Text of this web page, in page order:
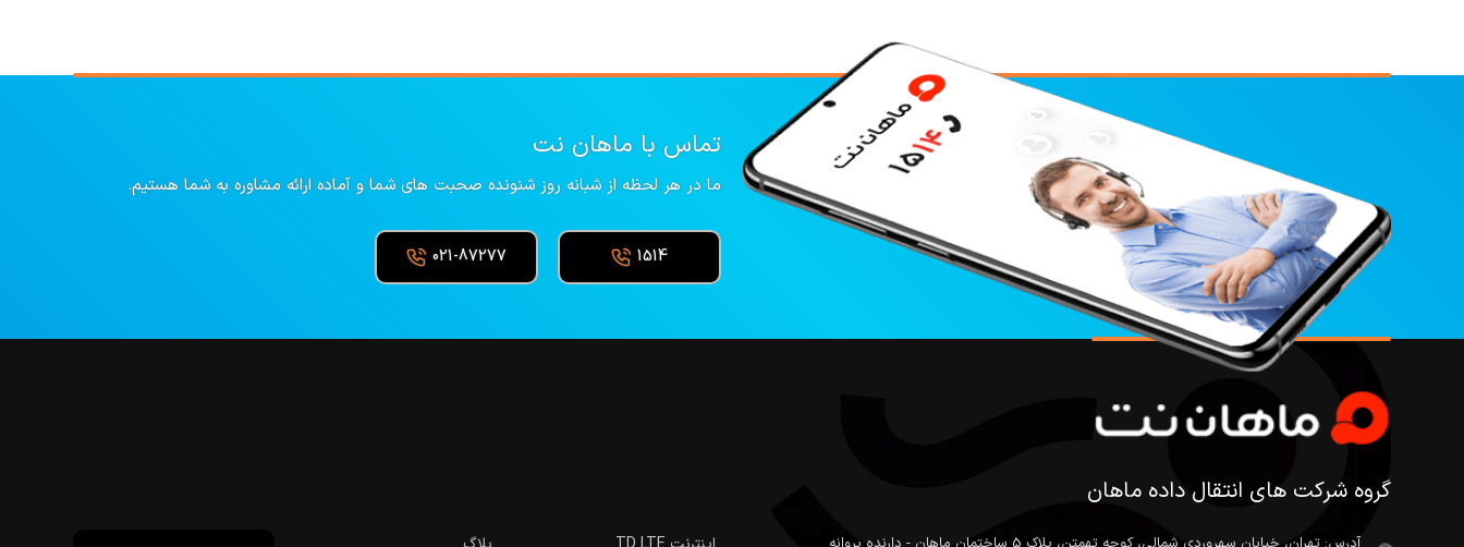
تماس با ماهان نت
ما در هر لحظه از شبانه روز شنونده صحبت های شما و آماده ارائه مشاوره به شما هستیم.
1514
021-87277
گروه شرکت های انتقال داده ماهان